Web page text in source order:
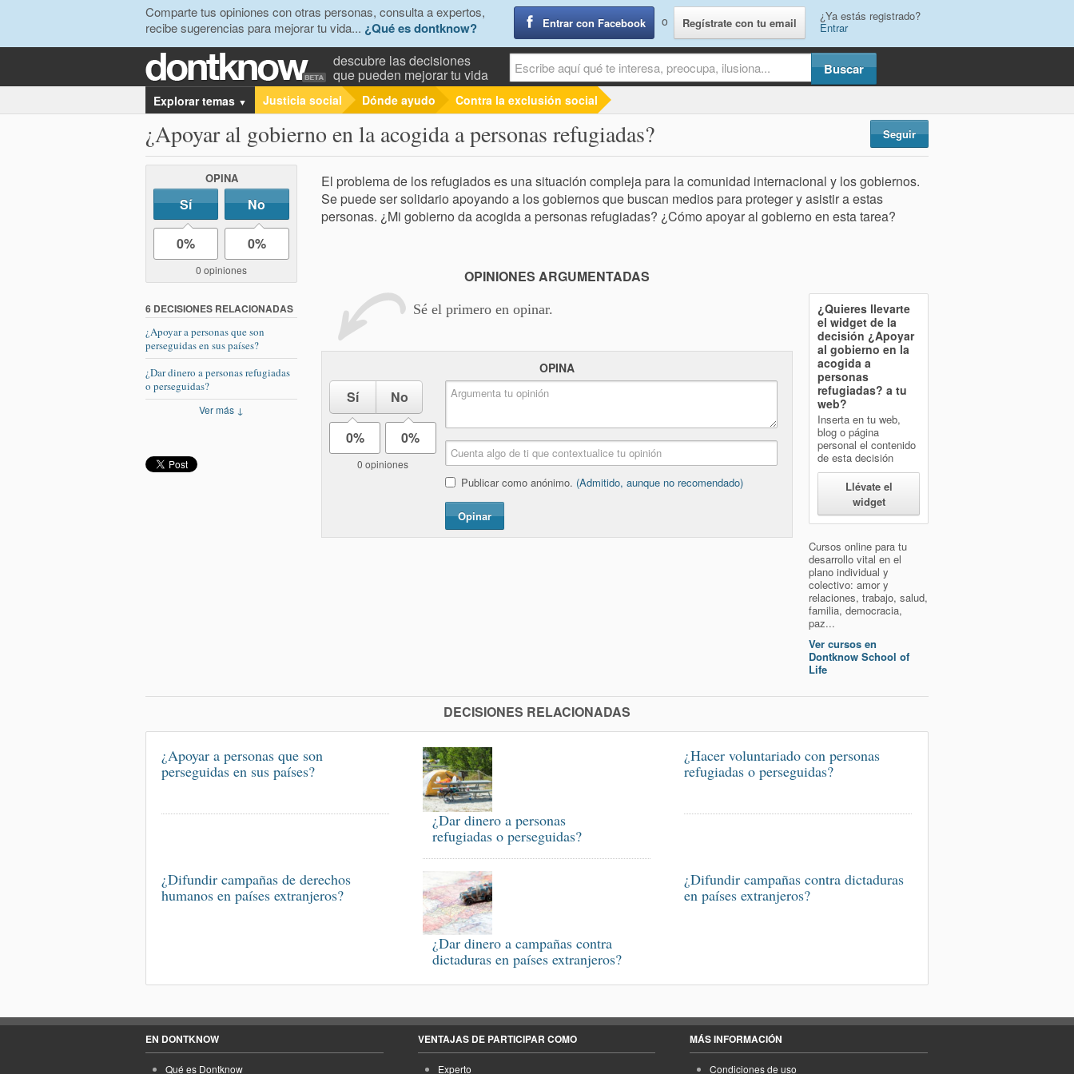
Comparte tus opiniones con otras personas, consulta a expertos,
recibe sugerencias para mejorar tu vida... ¿Qué es dontknow? Entrar con Facebook o Regístrate con tu email ¿Ya estás registrado?
Entrar
descubre las decisiones
que pueden mejorar tu vida
Explorar temas ▼ Justicia social Dónde ayudo Contra la exclusión social
¿Apoyar al gobierno en la acogida a personas refugiadas? Seguir
OPINA
Sí No
0% 0%
0 opiniones
6 DECISIONES RELACIONADAS
¿Apoyar a personas que son
perseguidas en sus países?
¿Dar dinero a personas refugiadas
o perseguidas?
Ver más ↓
El problema de los refugiados es una situación compleja para la comunidad internacional y los gobiernos.
Se puede ser solidario apoyando a los gobiernos que buscan medios para proteger y asistir a estas
personas. ¿Mi gobierno da acogida a personas refugiadas? ¿Cómo apoyar al gobierno en esta tarea?
OPINIONES ARGUMENTADAS
Sé el primero en opinar.
OPINA
Sí No
0% 0%
0 opiniones
Publicar como anónimo. (Admitido, aunque no recomendado)
Opinar
¿Quieres llevarte
el widget de la
decisión ¿Apoyar
al gobierno en la
acogida a
personas
refugiadas? a tu
web?
Inserta en tu web,
blog o página
personal el contenido
de esta decisión
Llévate el
widget
Cursos online para tu
desarrollo vital en el
plano individual y
colectivo: amor y
relaciones, trabajo, salud,
familia, democracia,
paz...
Ver cursos en
Dontknow School of
Life
DECISIONES RELACIONADAS
¿Apoyar a personas que son
perseguidas en sus países?
¿Dar dinero a personas
refugiadas o perseguidas?
¿Hacer voluntariado con personas
refugiadas o perseguidas?
¿Difundir campañas de derechos
humanos en países extranjeros?
¿Dar dinero a campañas contra
dictaduras en países extranjeros?
¿Difundir campañas contra dictaduras
en países extranjeros?
EN DONTKNOW
Qué es Dontknow
VENTAJAS DE PARTICIPAR COMO
Experto
MÁS INFORMACIÓN
Condiciones de uso